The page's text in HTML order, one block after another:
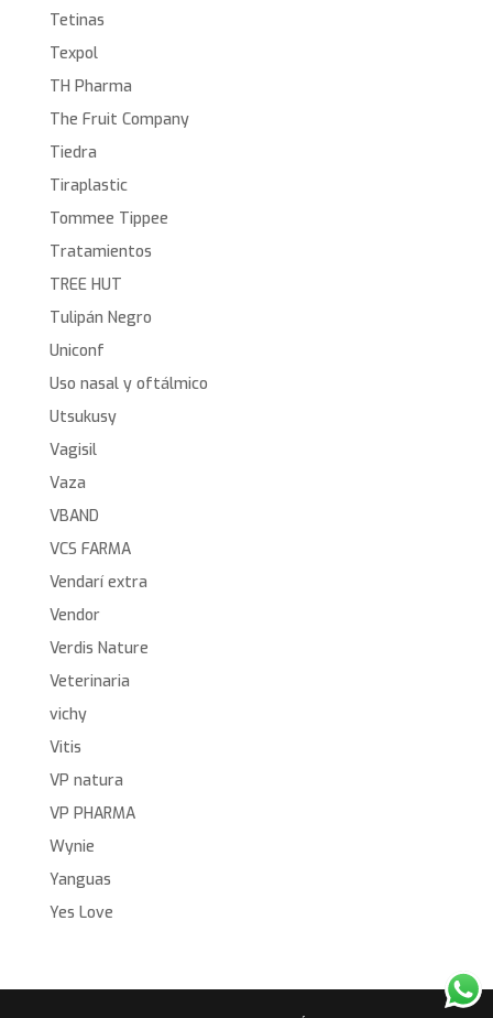
Tetinas
Texpol
TH Pharma
The Fruit Company
Tiedra
Tiraplastic
Tommee Tippee
Tratamientos
TREE HUT
Tulipán Negro
Uniconf
Uso nasal y oftálmico
Utsukusy
Vagisil
Vaza
VBAND
VCS FARMA
Vendarí extra
Vendor
Verdis Nature
Veterinaria
vichy
Vitis
VP natura
VP PHARMA
Wynie
Yanguas
Yes Love